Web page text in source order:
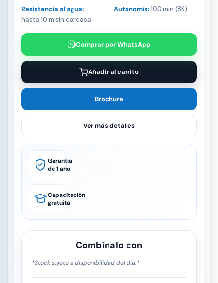
Resistencia al agua:
hasta 10 m sin carcasa
Autonomía:100 min (8K)
Comprar por WhatsApp
Añadir al carrito
Brochure
Ver más detalles
Garantía
de 1 año
Capacitación
gratuita
Combínalo con
*Stock sujeto a disponibilidad del día.*